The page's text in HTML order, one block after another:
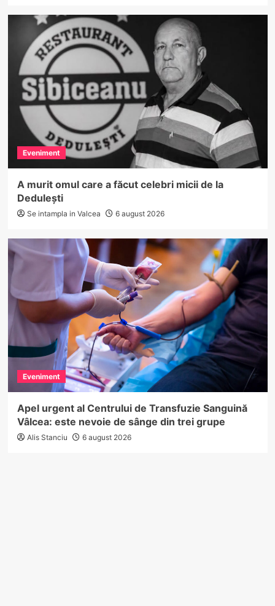
Eveniment
A murit omul care a făcut celebri micii de la
Dedulești
Se intampla in Valcea 6 august 2026
Eveniment
Apel urgent al Centrului de Transfuzie Sanguină
Vâlcea: este nevoie de sânge din trei grupe
Alis Stanciu 6 august 2026